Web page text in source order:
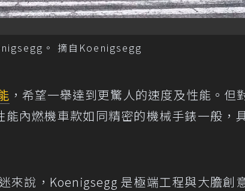
。 摘自Koenigsegg
，希望一舉達到更驚人的速度及性能。但
能內燃機車款如同精密的機械手錶一般，
來說，Koenigsegg 是極端工程與大膽創